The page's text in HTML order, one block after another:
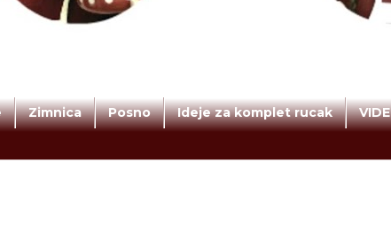
Zimnica Posno Ideje za komplet rucak